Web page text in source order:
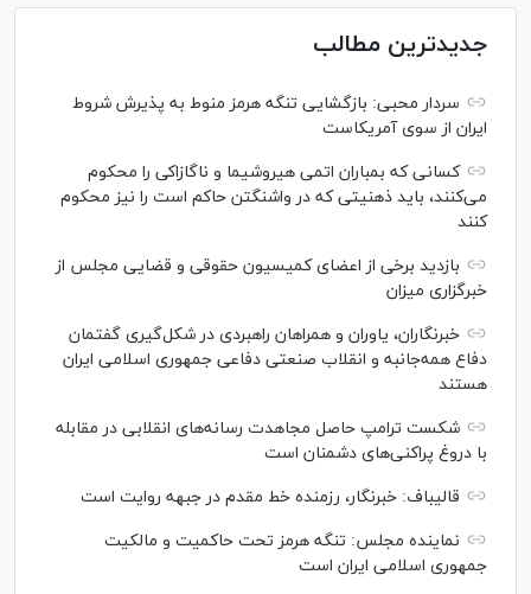
جدیدترین مطالب
سردار محبی: بازگشایی تنگه هرمز منوط به پذیرش شروط
ایران از سوی آمریکاست
کسانی که بمباران اتمی هیروشیما و ناگازاکی را محکوم
می‌کنند، باید ذهنیتی که در واشنگتن حاکم است را نیز محکوم
کنند
بازدید برخی از اعضای کمیسیون حقوقی و قضایی مجلس از
خبرگزاری میزان
خبرنگاران، یاوران و همراهان راهبردی در شکل‌گیری گفتمان
دفاع همه‌جانبه و انقلاب صنعتی دفاعی جمهوری اسلامی ایران
هستند
شکست ترامپ حاصل مجاهدت رسانه‌های انقلابی در مقابله
با دروغ پراکنی‌های دشمنان است
قالیباف: خبرنگار، رزمنده خط مقدم در جبهه روایت است
نماینده مجلس: تنگه هرمز تحت حاکمیت و مالکیت
جمهوری اسلامی ایران است